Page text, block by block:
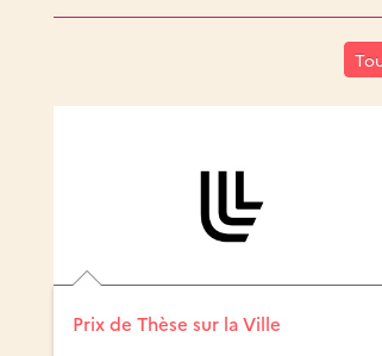
Prix de Thèse sur la Ville